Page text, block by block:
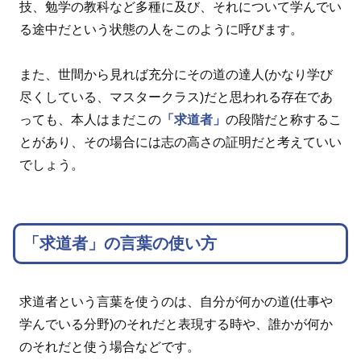
技、勉学の教科など多種に及び、それについて学んでい
る途中だという状態の人をこのように呼びます。
また、世間から見れば充分にその道の達人(かなり学び
尽くしている、マスタークラス)だと思われる存在であ
っても、本人はまだこの 「求道者」 の段階だと称するこ
とがあり、その場合には志の高さの証明だと考えていい
でしょう。
「求道者」の言葉の使い方
求道者という言葉を使うのは、自分が何かの道(仕事や
学んでいる分野)のそれだと表現する時や、誰かが何か
のそれだと使う場合などです。